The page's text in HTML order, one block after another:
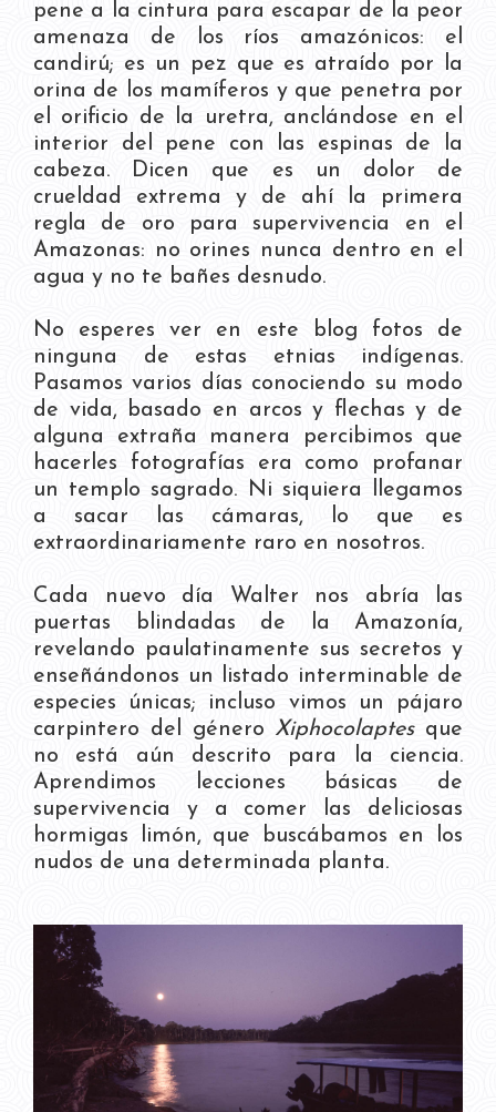
pene a la cintura para escapar de la peor
amenaza de los ríos amazónicos: el
candirú; es un pez que es atraído por la
orina de los mamíferos y que penetra por
el orificio de la uretra, anclándose en el
interior del pene con las espinas de la
cabeza. Dicen que es un dolor de
crueldad extrema y de ahí la primera
regla de oro para supervivencia en el
Amazonas: no orines nunca dentro en el
agua y no te bañes desnudo.
No esperes ver en este blog fotos de
ninguna de estas etnias indígenas.
Pasamos varios días conociendo su modo
de vida, basado en arcos y flechas y de
alguna extraña manera percibimos que
hacerles fotografías era como profanar
un templo sagrado. Ni siquiera llegamos
a sacar las cámaras, lo que es
extraordinariamente raro en nosotros.
Cada nuevo día Walter nos abría las
puertas blindadas de la Amazonía,
revelando paulatinamente sus secretos y
enseñándonos un listado interminable de
especies únicas; incluso vimos un pájaro
carpintero del género Xiphocolaptes que
no está aún descrito para la ciencia.
Aprendimos lecciones básicas de
supervivencia y a comer las deliciosas
hormigas limón, que buscábamos en los
nudos de una determinada planta.